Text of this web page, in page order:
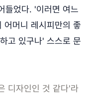
들었다. '이러면 여느
어머니 레시피만의 좋
고 있구나' 스스로 문
디자인인 것 같다'라